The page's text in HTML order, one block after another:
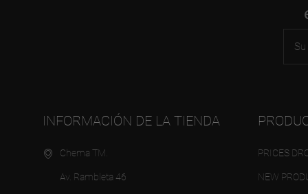
INFORMACIÓN DE LA TIENDA
Chema TM.
Av. Rambleta 46
PRICES
NEW